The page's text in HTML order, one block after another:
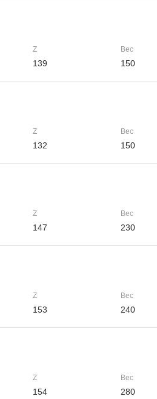
Z
139
Вес
150
Z
132
Вес
150
Z
147
Вес
230
Z
153
Вес
240
Z
154
Вес
280